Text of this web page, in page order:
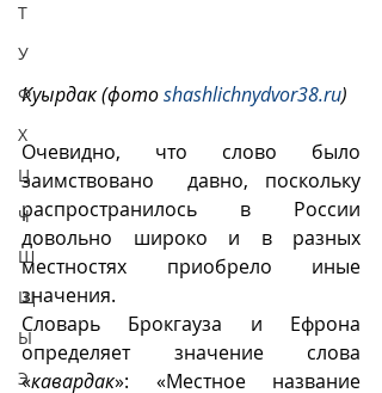
Т
У
Ф
Х
Ц
Ч
Ш
Щ
Ы
Э
Куырдак (фото shashlichnydvor38.ru)
Очевидно, что слово было
заимствовано  давно, поскольку
распространилось в России
довольно широко и в разных
местностях приобрело иные
значения.
Словарь Брокгауза и Ефрона
определяет значение слова
«кавардак»: «Местное название